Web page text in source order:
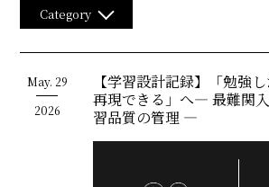
Category
May. 29
2026
【学習設計記録】「勉強
再現できる」へ― 最難関
習品質の管理 ―